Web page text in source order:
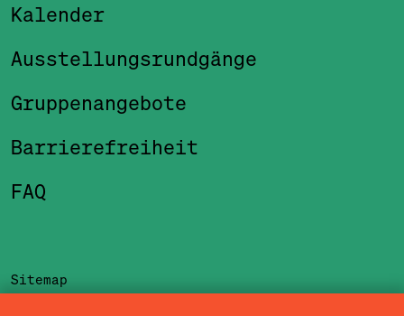
Kalender
Ausstellungsrundgänge
Gruppenangebote
Barrierefreiheit
FAQ
Sitemap